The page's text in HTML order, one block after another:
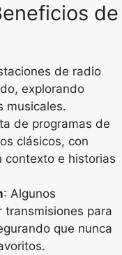
de
de radio
explorando
musicales.
de programas de
clásicos, con
contexto e historias
: Algunos
transmisiones para
que nunca